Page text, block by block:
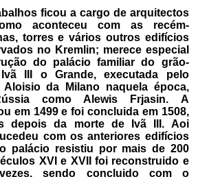
ficou a cargo de arquitectos
aconteceu com as recém-
torres e vários outros edifícios
no Kremlin; merece especial
do palácio familiar do grão-
III o Grande, executada pelo
Aloisio da Milano naquela época,
como Alewis Frjasin. A
em 1499 e foi concluida em 1508,
depois da morte de Ivã III. Aoi
com os anteriores edifícios
palácio resistiu por mais de 200
XVI e XVII foi reconstruido e
sendo concluido com o